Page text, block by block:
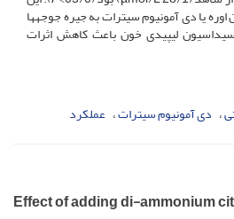
اوره یا دی آمونیوم سیترات به جیره جوجه­ها
لیپیدی خون باعث کاهش اثرات
دی آمونیوم سیترات عملکرد
Effect of adding di-ammonium